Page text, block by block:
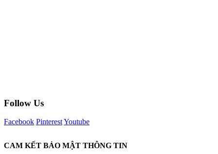
Follow Us
Facebook PinterestYoutube
CAM KẾT BẢO MẬT THÔNG TIN